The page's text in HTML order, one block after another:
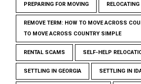
PREPARING FOR MOVING
REMOVE TERM: HOW TO MOVE ACROSS
TO MOVE ACROSS COUNTRY SIMPLE
RENTAL SCAMS SELF-HELP
SETTLING IN GEORGIA SETTLING IN